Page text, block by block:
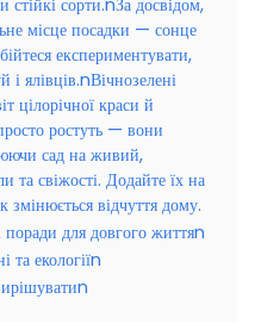
стійкі сорти.nЗа досвідом,
місце посадки — сонце
експериментувати,
і ялівців.nВічнозелені
цілорічної краси й
ростуть — вони
сад на живий,
та свіжості. Додайте їх на
змінюється відчуття дому.
поради для довгого життяn
екологіїn